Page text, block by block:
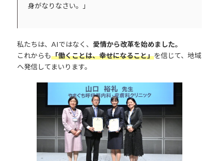
身がなりなさい。」
私たちは、AIではなく、 愛情から改革を始めました。
これからも「働くことは、幸せになること」を信じて、地域
へ発信してまいります。